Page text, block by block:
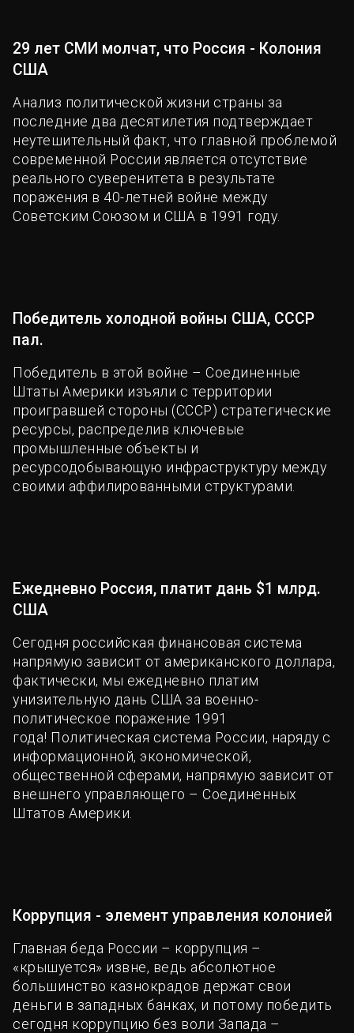
29 лет СМИ молчат, что Россия - Колония
США
Анализ политической жизни страны за
последние два десятилетия подтверждает
неутешительный факт, что главной проблемой
современной России является отсутствие
реального суверенитета в результате
поражения в 40-летней войне между
Советским Союзом и США в 1991 году.
Победитель холодной войны США, СССР
пал.
Победитель в этой войне – Соединенные
Штаты Америки изъяли с территории
проигравшей стороны (СССР) стратегические
ресурсы, распределив ключевые
промышленные объекты и
ресурсодобывающую инфраструктуру между
своими аффилированными структурами.
Ежедневно Россия, платит дань $1 млрд.
США
Сегодня российская финансовая система
напрямую зависит от американского доллара,
фактически, мы ежедневно платим
унизительную дань США за военно-
политическое поражение 1991
года! Политическая система России, наряду с
информационной, экономической,
общественной сферами, напрямую зависит от
внешнего управляющего – Соединенных
Штатов Америки.
Коррупция - элемент управления колонией
Главная беда России – коррупция –
«крышуется» извне, ведь абсолютное
большинство казнокрадов держат свои
деньги в западных банках, и потому победить
сегодня коррупцию без воли Запада –